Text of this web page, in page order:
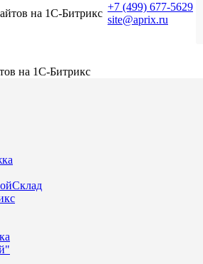
на 1С-Битрикс
+7 (499) 677-5629
site@aprix.ru
на 1С-Битрикс